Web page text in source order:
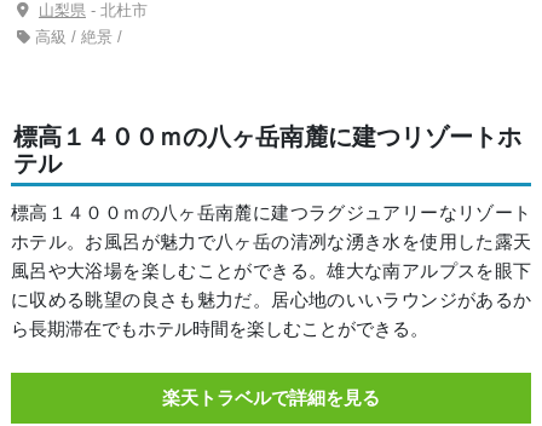
山梨県- 北杜市
高級 / 絶景 /
標高１４００ｍの八ヶ岳南麓に建つリゾートホ
テル
標高１４００ｍの八ヶ岳南麓に建つラグジュアリーなリゾート
ホテル。お風呂が魅力で八ヶ岳の清冽な湧き水を使用した露天
風呂や大浴場を楽しむことができる。雄大な南アルプスを眼下
に収める眺望の良さも魅力だ。居心地のいいラウンジがあるか
ら長期滞在でもホテル時間を楽しむことができる。
楽天トラベルで詳細を見る